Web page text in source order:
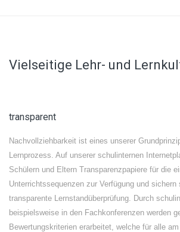
Vielseitige Lehr- und
transparent
Nachvollziehbarkeit ist eines unserer
Lernprozess. Auf unserer schulinternen
Schülern und Eltern Transparenzpapiere für die
Unterrichtssequenzen zur Verfügung und sichern
transparente Lernstandüberprüfung. Durch
beispielsweise in den Fachkonferenzen werden
Bewertungskriterien erarbeitet, welche für alle